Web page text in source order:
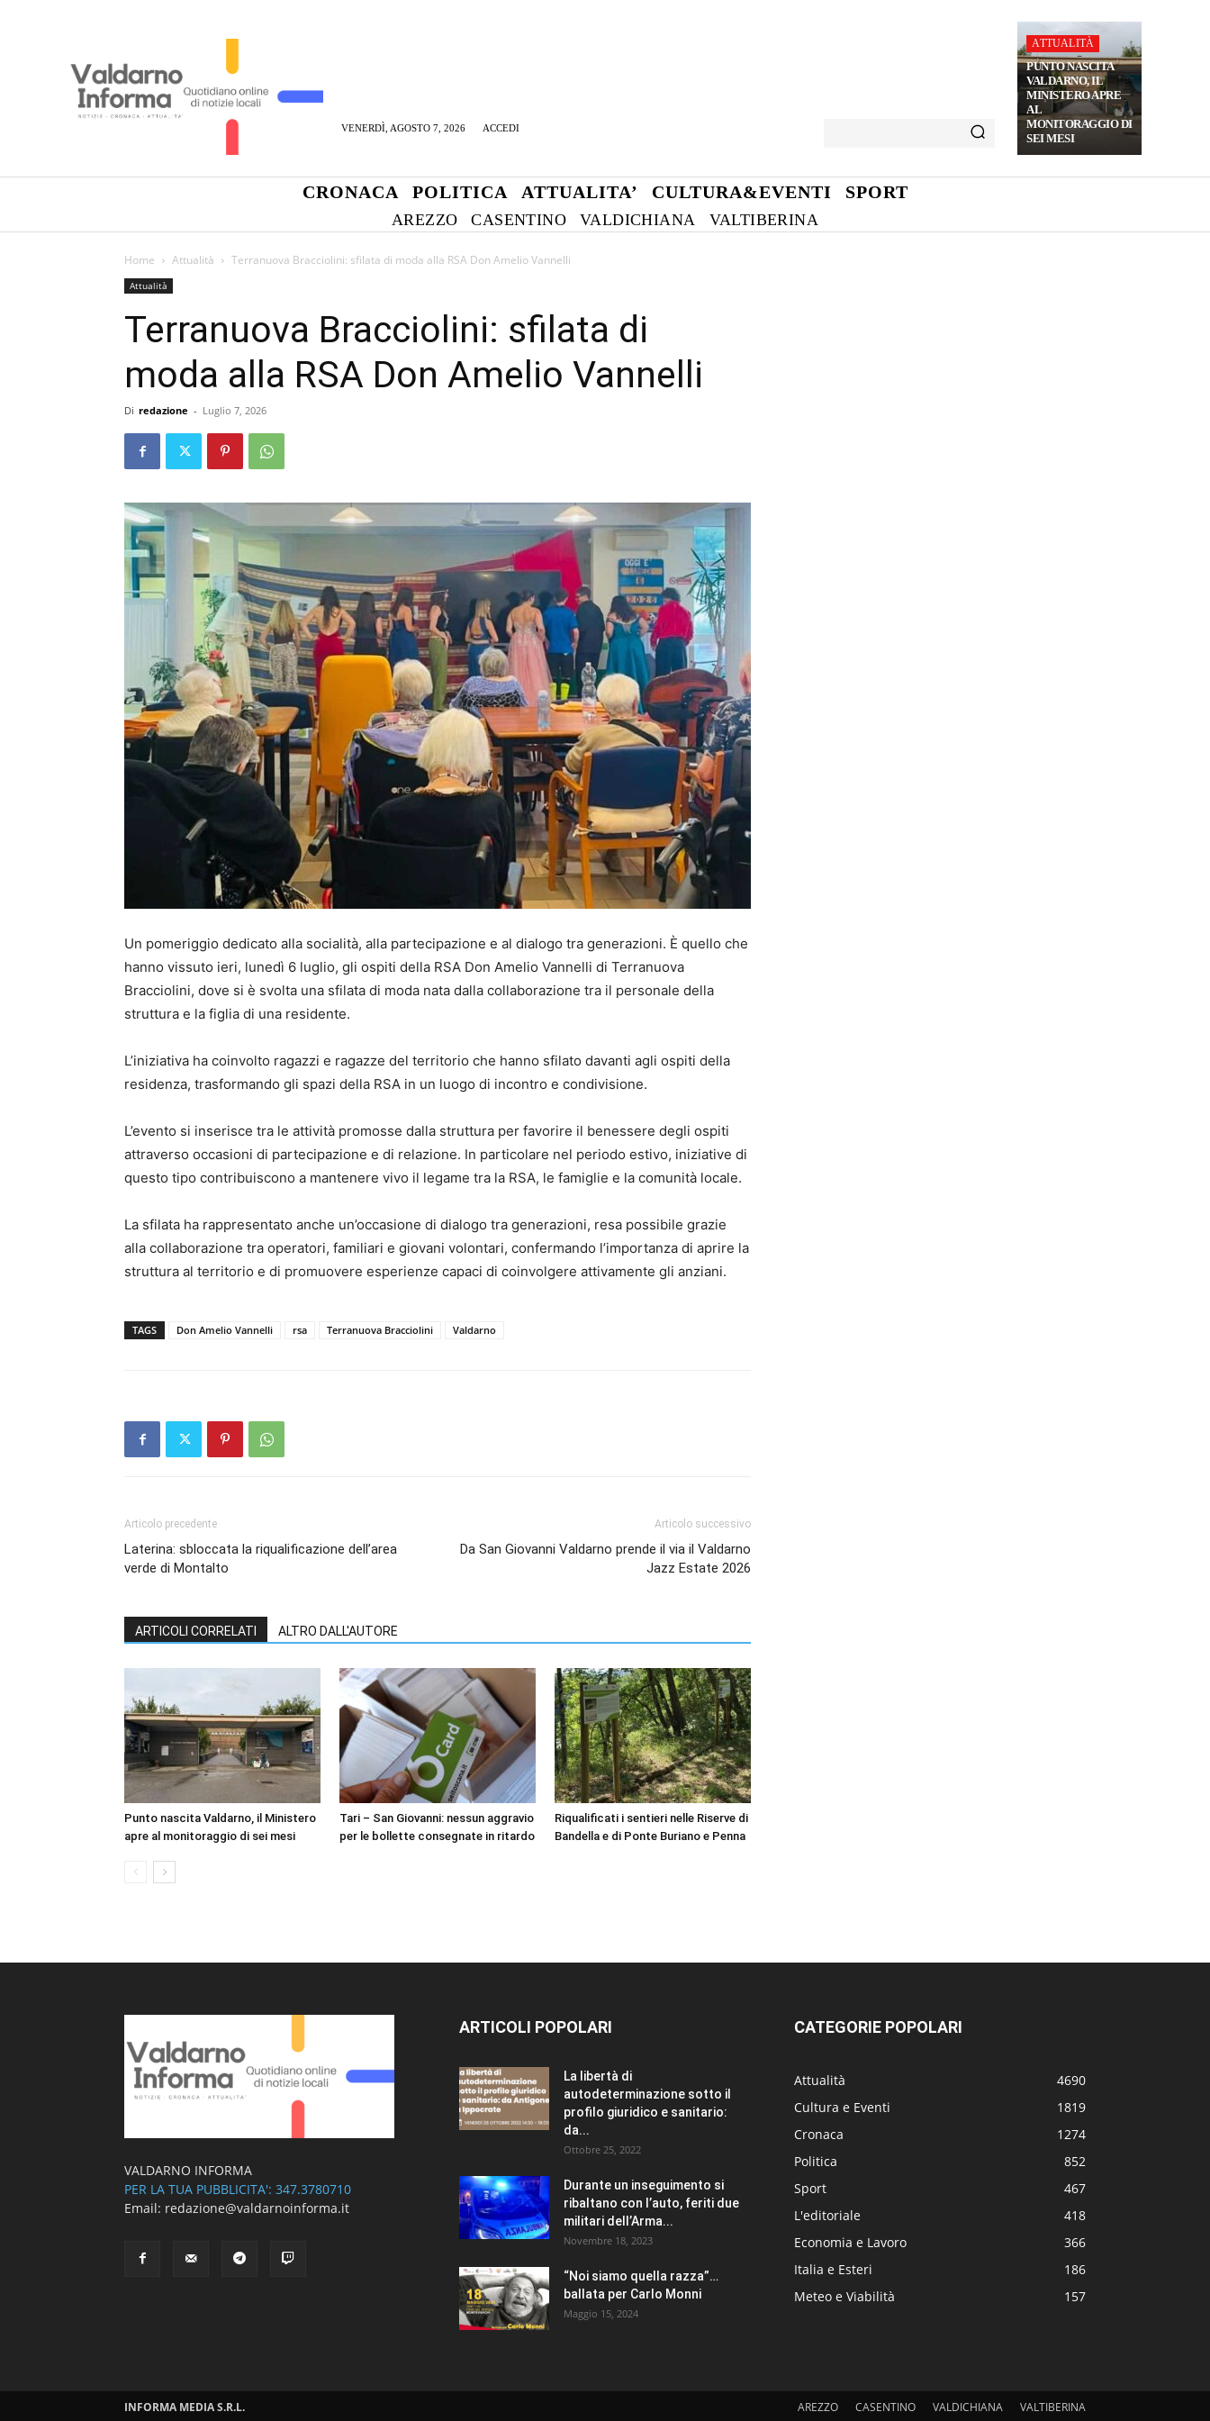
VENERDÌ, AGOSTO 7, 2026 ACCEDI
ATTUALITÀ
PUNTO NASCITA
VALDARNO, IL
MINISTERO APRE
AL
MONITORAGGIO DI
SEI MESI
CRONACA POLITICA ATTUALITA’ CULTURA&EVENTI SPORT
AREZZO CASENTINO VALDICHIANA VALTIBERINA
Home Attualità Terranuova Bracciolini: sfilata di moda alla RSA Don Amelio Vannelli
Attualità
Terranuova Bracciolini: sfilata di
moda alla RSA Don Amelio Vannelli
Di redazione - Luglio 7, 2026
Un pomeriggio dedicato alla socialità, alla partecipazione e al dialogo tra generazioni. È quello che
hanno vissuto ieri, lunedì 6 luglio, gli ospiti della RSA Don Amelio Vannelli di Terranuova
Bracciolini, dove si è svolta una sfilata di moda nata dalla collaborazione tra il personale della
struttura e la figlia di una residente.
L’iniziativa ha coinvolto ragazzi e ragazze del territorio che hanno sfilato davanti agli ospiti della
residenza, trasformando gli spazi della RSA in un luogo di incontro e condivisione.
L’evento si inserisce tra le attività promosse dalla struttura per favorire il benessere degli ospiti
attraverso occasioni di partecipazione e di relazione. In particolare nel periodo estivo, iniziative di
questo tipo contribuiscono a mantenere vivo il legame tra la RSA, le famiglie e la comunità locale.
La sfilata ha rappresentato anche un’occasione di dialogo tra generazioni, resa possibile grazie
alla collaborazione tra operatori, familiari e giovani volontari, confermando l’importanza di aprire la
struttura al territorio e di promuovere esperienze capaci di coinvolgere attivamente gli anziani.
TAGS Don Amelio Vannelli rsa Terranuova Bracciolini Valdarno
Articolo precedente
Laterina: sbloccata la riqualificazione dell’area
verde di Montalto
Articolo successivo
Da San Giovanni Valdarno prende il via il Valdarno
Jazz Estate 2026
ARTICOLI CORRELATI ALTRO DALL'AUTORE
Punto nascita Valdarno, il Ministero
apre al monitoraggio di sei mesi
Tari – San Giovanni: nessun aggravio
per le bollette consegnate in ritardo
Riqualificati i sentieri nelle Riserve di
Bandella e di Ponte Buriano e Penna
VALDARNO INFORMA
PER LA TUA PUBBLICITA': 347.3780710
Email: redazione@valdarnoinforma.it
ARTICOLI POPOLARI
La libertà di
autodeterminazione sotto il
profilo giuridico e sanitario:
da...
Ottobre 25, 2022
Durante un inseguimento si
ribaltano con l’auto, feriti due
militari dell’Arma...
Novembre 18, 2023
“Noi siamo quella razza”…
ballata per Carlo Monni
Maggio 15, 2024
CATEGORIE POPOLARI
Attualità
4690
Cultura e Eventi
1819
Cronaca
1274
Politica
852
Sport
467
L'editoriale
418
Economia e Lavoro
366
Italia e Esteri
186
Meteo e Viabilità
157
AREZZO CASENTINO VALDICHIANA VALTIBERINA
INFORMA MEDIA S.R.L.